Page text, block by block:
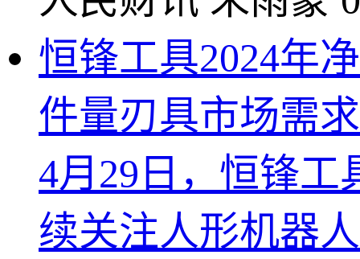
恒锋工具2024年
件量刃具市场需求
4月29日，恒锋工
续关注人形机器